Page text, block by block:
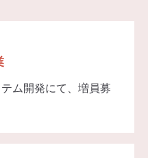
ム開発にて、増員募